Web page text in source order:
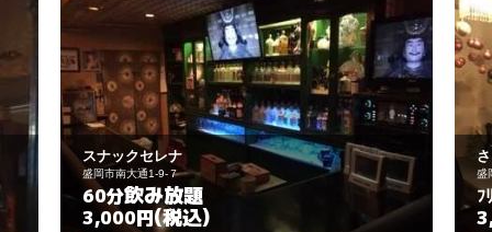
さくら
盛岡市月が丘2-5-21
ﾌﾘｰ分飲み放題
3,000円